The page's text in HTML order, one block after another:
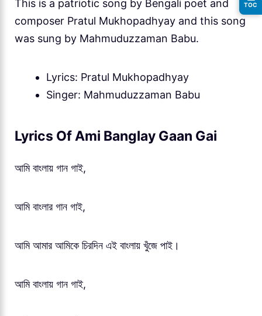
This is a patriotic song by Bengali poet and
composer Pratul Mukhopadhyay and this song
was sung by Mahmuduzzaman Babu.
Lyrics: Pratul Mukhopadhyay
Singer: Mahmuduzzaman Babu
Lyrics Of Ami Banglay Gaan Gai
আমি বাংলায় গান গাই,
আমি বাংলার গান গাই,
আমি আমার আমিকে চিরদিন এই বাংলায় খুঁজে পাই।
আমি বাংলায় গান গাই,
TOC